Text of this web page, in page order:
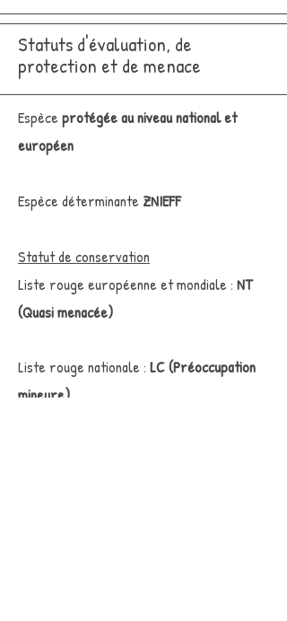
Statuts d'évaluation, de
protection et de menace
Espèce protégée au niveau national et
européen
Espèce déterminante ZNIEFF
Statut de conservation
Liste rouge européenne et mondiale : NT
(Quasi menacée)
Liste rouge nationale : LC (Préoccupation
mineure)